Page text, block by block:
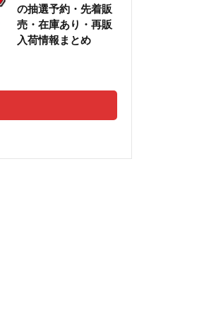
の抽選予約・先着販
売・在庫あり・再販
入荷情報まとめ